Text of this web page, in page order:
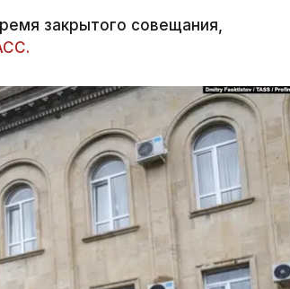
закрытого совещания,